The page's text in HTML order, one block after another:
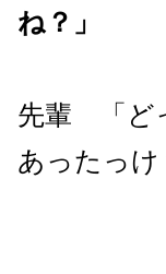
ね？」
先輩 「ど
あったっけ